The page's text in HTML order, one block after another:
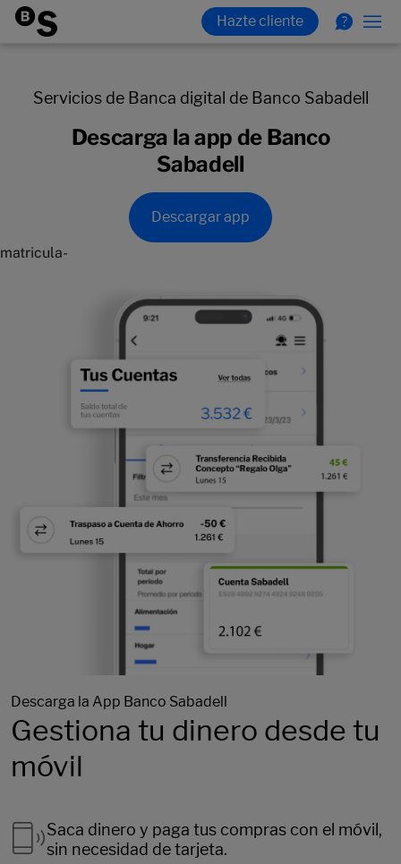
Servicios de Banca digital de Banco Sabadell
Descarga la app de Banco
Sabadell
Descargar app
matricula-
Descarga la App Banco Sabadell
Gestiona tu dinero desde tu
móvil
Saca dinero y paga tus compras con el móvil,
sin necesidad de tarjeta.